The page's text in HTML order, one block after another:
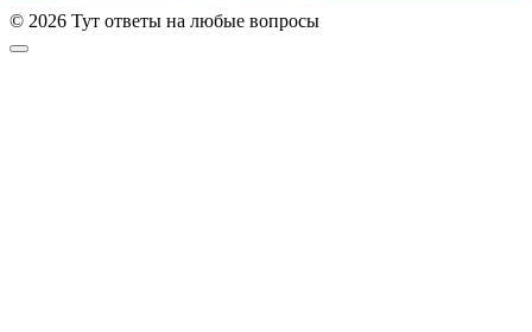
© 2026 Тут ответы на любые вопросы